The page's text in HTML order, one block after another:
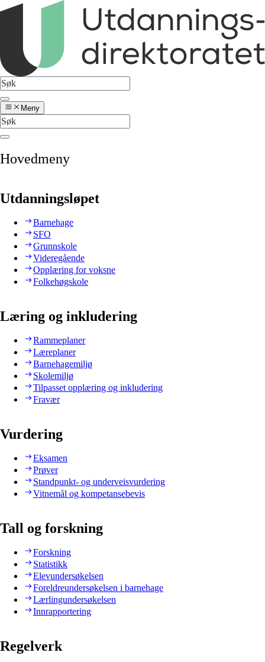
Meny
Hovedmeny
Utdanningsløpet
Barnehage
SFO
Grunnskole
Videregående
Opplæring for voksne
Folkehøgskole
Læring og inkludering
Rammeplaner
Læreplaner
Barnehagemiljø
Skolemiljø
Tilpasset opplæring og inkludering
Fravær
Vurdering
Eksamen
Prøver
Standpunkt- og underveisvurdering
Vitnemål og kompetansebevis
Tall og forskning
Forskning
Statistikk
Elevundersøkelsen
Foreldreundersøkelsen i barnehage
Lærlingundersøkelsen
Innrapportering
Regelverk